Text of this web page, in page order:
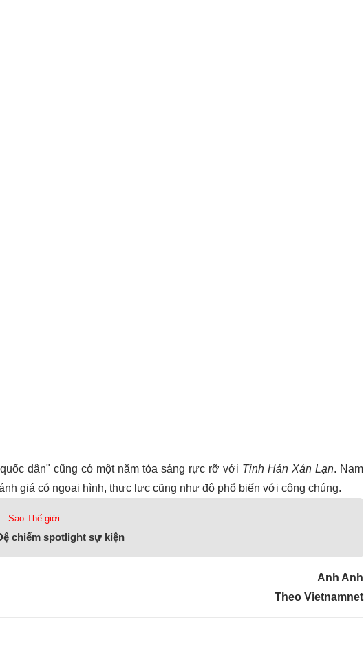
dân" cũng có một năm tỏa sáng rực rỡ với Tinh Hán Xán Lạn. Nam
giá có ngoại hình, thực lực cũng như độ phổ biến với công chúng.
Sao Thế giới
chiếm spotlight sự kiện
Anh Anh
Theo Vietnamnet